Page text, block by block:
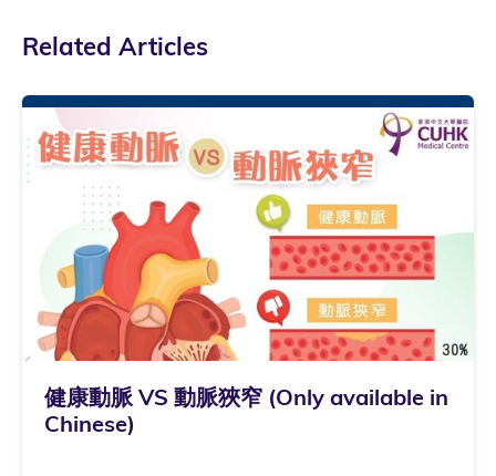
Related Articles
健康動脈 VS 動脈狹窄 (Only available in
Chinese)